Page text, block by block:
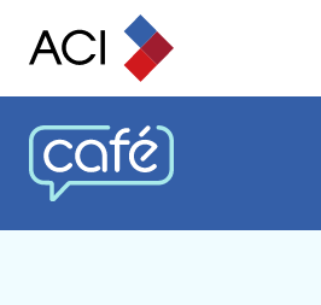
Skip to content
CAFÉ ACI